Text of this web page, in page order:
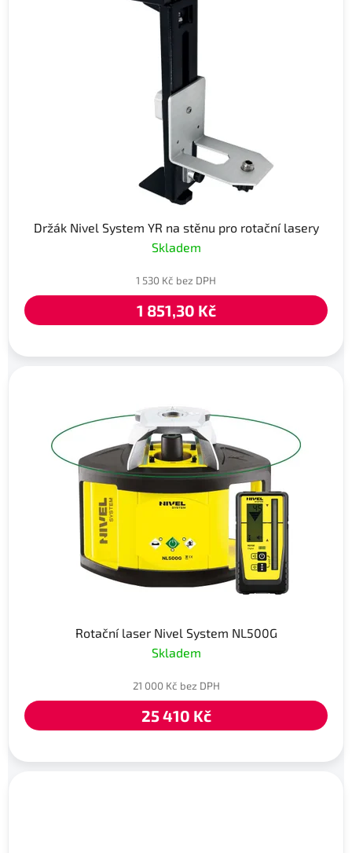
Držák Nivel System YR na stěnu pro rotační lasery
Skladem
1 530 Kč bez DPH
1 851,30 Kč
Rotační laser Nivel System NL500G
Skladem
21 000 Kč bez DPH
25 410 Kč